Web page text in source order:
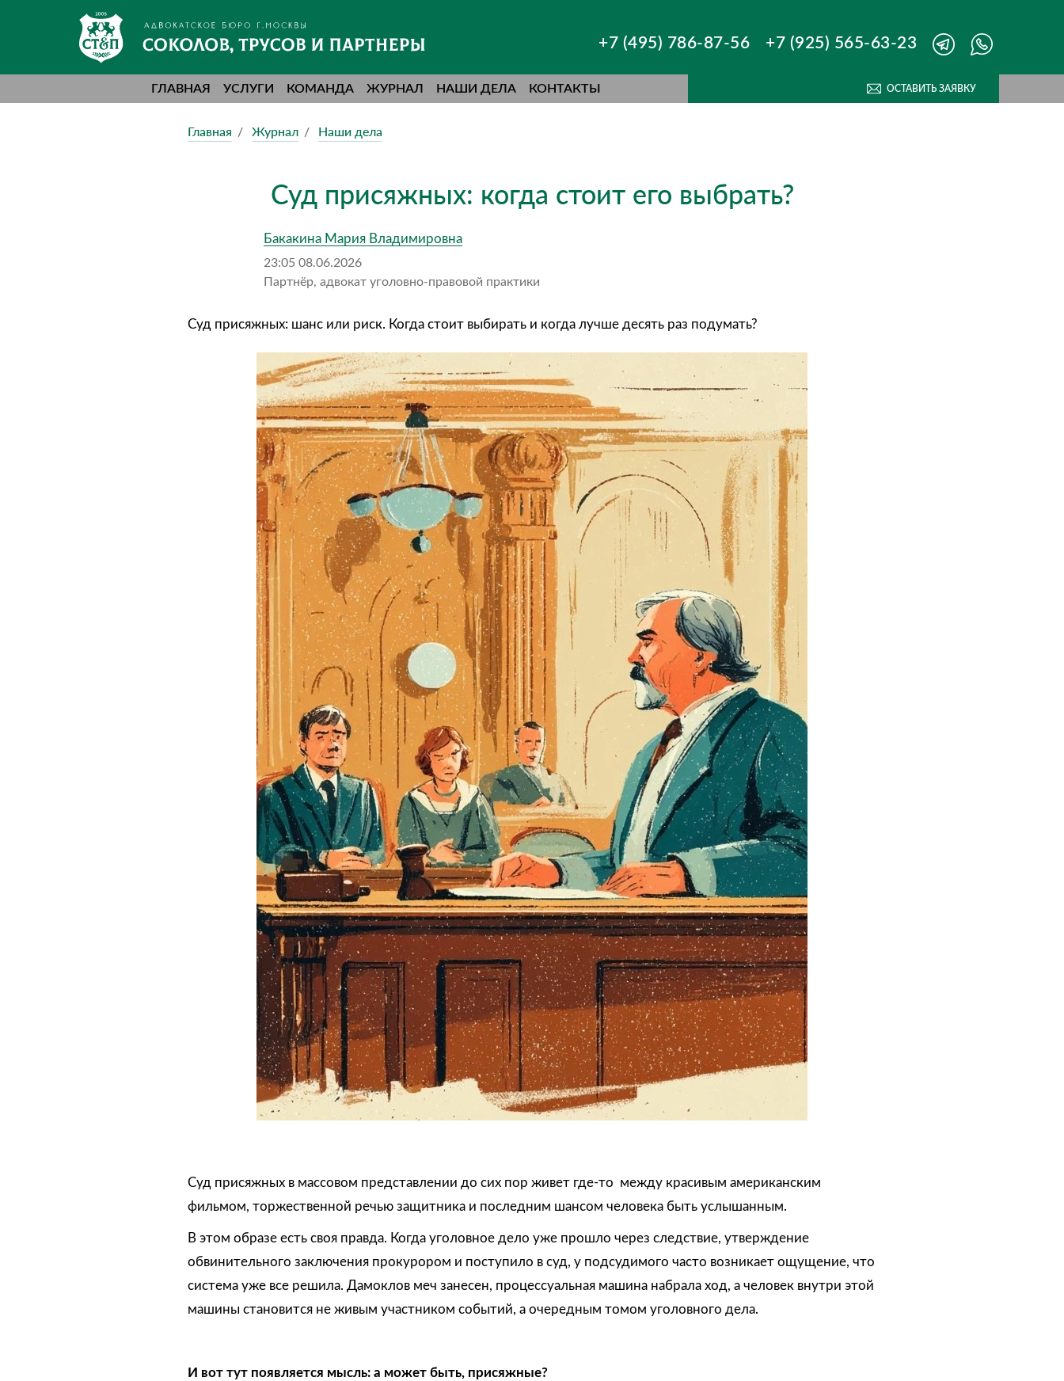
+7 (495) 786-87-56 +7 (925) 565-63-23
ГЛАВНАЯ УСЛУГИ КОМАНДА ЖУРНАЛ НАШИ ДЕЛА КОНТАКТЫ ОСТАВИТЬ ЗАЯВКУ
Главная Журнал Наши дела
Суд присяжных: когда стоит его выбрать?
Бакакина Мария Владимировна
23:05 08.06.2026
Партнёр, адвокат уголовно-правовой практики
Суд присяжных: шанс или риск. Когда стоит выбирать и когда лучше десять раз подумать?
Суд присяжных в массовом представлении до сих пор живет где-то между красивым американским
фильмом, торжественной речью защитника и последним шансом человека быть услышанным.
В этом образе есть своя правда. Когда уголовное дело уже прошло через следствие, утверждение
обвинительного заключения прокурором и поступило в суд, у подсудимого часто возникает ощущение, что
система уже все решила. Дамоклов меч занесен, процессуальная машина набрала ход, а человек внутри этой
машины становится не живым участником событий, а очередным томом уголовного дела.
И вот тут появляется мысль: а может быть, присяжные?